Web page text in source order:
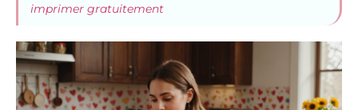
imprimer gratuitement